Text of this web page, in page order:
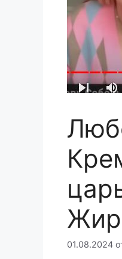
01.08.2024